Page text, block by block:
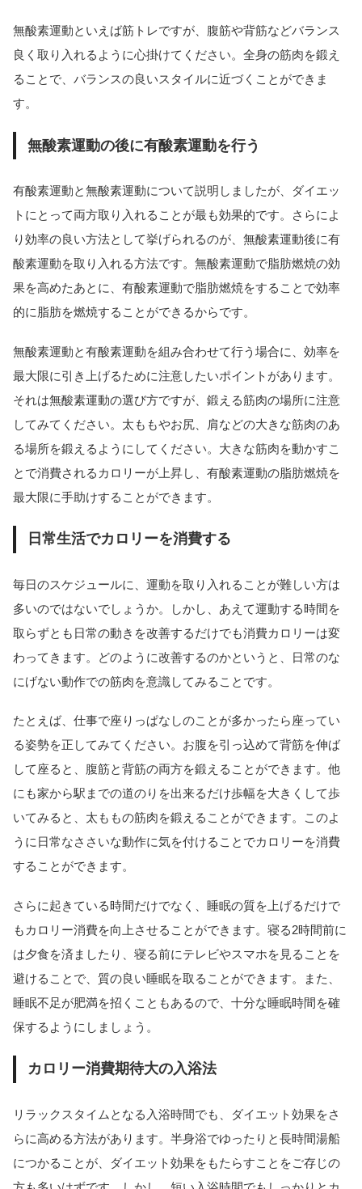
無酸素運動といえば筋トレですが、腹筋や背筋などバランス
良く取り入れるように心掛けてください。全身の筋肉を鍛え
ることで、バランスの良いスタイルに近づくことができま
す。
無酸素運動の後に有酸素運動を行う
有酸素運動と無酸素運動について説明しましたが、ダイエッ
トにとって両方取り入れることが最も効果的です。さらによ
り効率の良い方法として挙げられるのが、無酸素運動後に有
酸素運動を取り入れる方法です。無酸素運動で脂肪燃焼の効
果を高めたあとに、有酸素運動で脂肪燃焼をすることで効率
的に脂肪を燃焼することができるからです。
無酸素運動と有酸素運動を組み合わせて行う場合に、効率を
最大限に引き上げるために注意したいポイントがあります。
それは無酸素運動の選び方ですが、鍛える筋肉の場所に注意
してみてください。太ももやお尻、肩などの大きな筋肉のあ
る場所を鍛えるようにしてください。大きな筋肉を動かすこ
とで消費されるカロリーが上昇し、有酸素運動の脂肪燃焼を
最大限に手助けすることができます。
日常生活でカロリーを消費する
毎日のスケジュールに、運動を取り入れることが難しい方は
多いのではないでしょうか。しかし、あえて運動する時間を
取らずとも日常の動きを改善するだけでも消費カロリーは変
わってきます。どのように改善するのかというと、日常のな
にげない動作での筋肉を意識してみることです。
たとえば、仕事で座りっぱなしのことが多かったら座ってい
る姿勢を正してみてください。お腹を引っ込めて背筋を伸ば
して座ると、腹筋と背筋の両方を鍛えることができます。他
にも家から駅までの道のりを出来るだけ歩幅を大きくして歩
いてみると、太ももの筋肉を鍛えることができます。このよ
うに日常なささいな動作に気を付けることでカロリーを消費
することができます。
さらに起きている時間だけでなく、睡眠の質を上げるだけで
もカロリー消費を向上させることができます。寝る2時間前に
は夕食を済ましたり、寝る前にテレビやスマホを見ることを
避けることで、質の良い睡眠を取ることができます。また、
睡眠不足が肥満を招くこともあるので、十分な睡眠時間を確
保するようにしましょう。
カロリー消費期待大の入浴法
リラックスタイムとなる入浴時間でも、ダイエット効果をさ
らに高める方法があります。半身浴でゆったりと長時間湯船
につかることが、ダイエット効果をもたらすことをご存じの